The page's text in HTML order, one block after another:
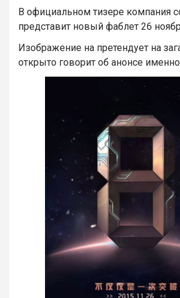
В официальном тизере компания
представит новый фаблет 26
Изображение на претендует на
открыто говорит об анонсе именно